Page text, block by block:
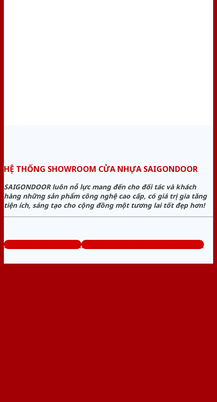
HỆ THỐNG SHOWROOM CỬA NHỰA SAIGONDOOR
SAIGONDOOR luôn nỗ lực mang đến cho đối tác và khách
hàng những sản phẩm công nghệ cao cấp, có giá trị gia tăng
tiện ích, sáng tạo cho cộng đồng một tương lai tốt đẹp hơn!
www.sieuthicuanhua.net Tổng đài tư vấn miễn phí: 0824.400.400